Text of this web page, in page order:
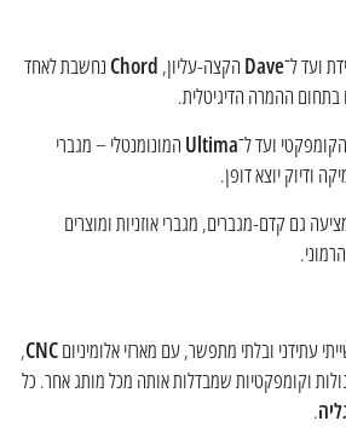
ועד ל־Dave הקצה-עליון, Chordנחשבת לאחד
בתחום ההמרה הדיגיטלית.
הקומפקטי ועד ל־Ultima המונומנטלי – מגברי
ודיוק יוצא דופן.
גם קדם-מגברים, מגברי אוזניות ומוצרים
עתידני ובלתי מתפשר, עם מארזי אלומיניוםCNC
,
וקומפקטיות שמבדלות אותה מכל מותג אחר. כל
.